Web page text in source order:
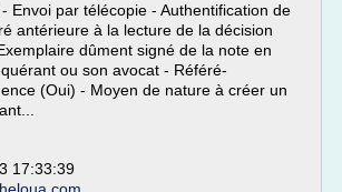
Envoi par télécopie - Authentification de
antérieure à la lecture de la décision
dûment signé de la note en
ou son avocat - Référé-
(Oui) - Moyen de nature à créer un
17:33:39